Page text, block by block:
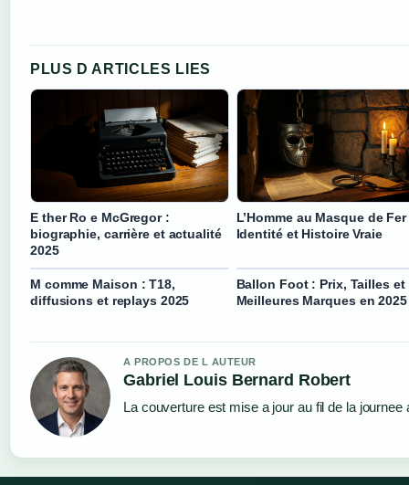
PLUS D ARTICLES LIES
E ther Ro e McGregor :
biographie, carrière et actualité
2025
L’Homme au Masque de Fer
Identité et Histoire Vraie
M comme Maison : T18,
diffusions et replays 2025
Ballon Foot : Prix, Tailles et
Meilleures Marques en 2025
A PROPOS DE L AUTEUR
Gabriel Louis Bernard Robert
La couverture est mise a jour au fil de la